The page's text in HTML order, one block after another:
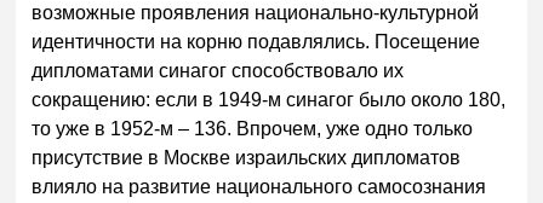
возможные проявления национально-культурной
идентичности на корню подавлялись. Посещение
дипломатами синагог способствовало их
сокращению: если в 1949-м синагог было около 180,
то уже в 1952-м – 136. Впрочем, уже одно только
присутствие в Москве израильских дипломатов
влияло на развитие национального самосознания